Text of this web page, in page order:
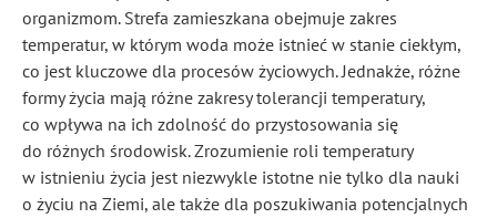
organizmom. Strefa zamieszkana obejmuje zakres
temperatur, w którym woda może istnieć w stanie ciekłym,
co jest kluczowe dla procesów życiowych. Jednakże, różne
formy życia mają różne zakresy tolerancji temperatury,
co wpływa na ich zdolność do przystosowania się
do różnych środowisk. Zrozumienie roli temperatury
w istnieniu życia jest niezwykle istotne nie tylko dla nauki
o życiu na Ziemi, ale także dla poszukiwania potencjalnych